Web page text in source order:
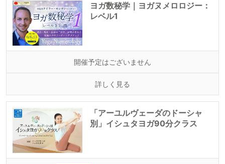
ヨガ数秘学｜ヨガヌメロロジー：
レベル1
開催予定はございません
詳しく見る
「アーユルヴェーダのドーシャ
別」イシュタヨガ90分クラス